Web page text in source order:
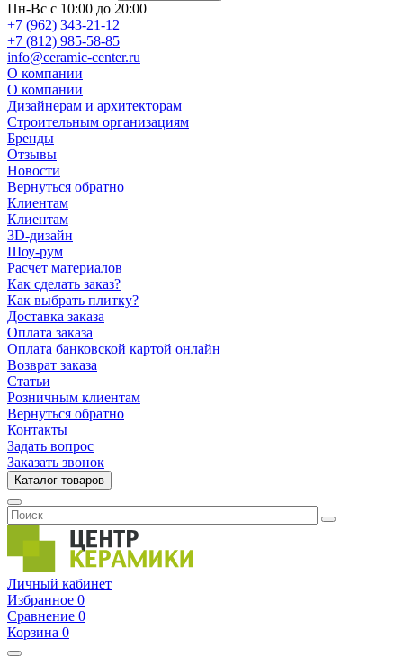
Пн-Вс с 10:00 до 20:00
+7 (962) 343-21-12
+7 (812) 985-58-85
info@ceramic-center.ru
О компании
О компании
Дизайнерам и архитекторам
Строительным организациям
Бренды
Отзывы
Новости
Вернуться обратно
Клиентам
Клиентам
3D-дизайн
Шоу-рум
Расчет материалов
Как сделать заказ?
Как выбрать плитку?
Доставка заказа
Оплата заказа
Оплата банковской картой онлайн
Возврат заказа
Статьи
Розничным клиентам
Вернуться обратно
Контакты
Задать вопрос
Заказать звонок
Каталог товаров
Личный кабинет
Избранное 0
Сравнение 0
Корзина 0